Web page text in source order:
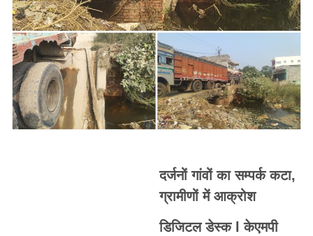
दर्जनों गांवों का सम्पर्क कटा,
ग्रामीणों में आक्रोश
डिजिटल डेस्क l केएमपी